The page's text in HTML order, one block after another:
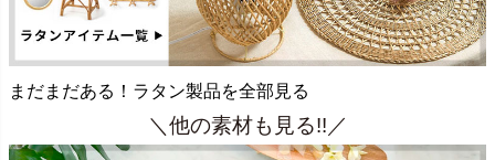
まだまだある！ラタン製品を全部見る
＼他の素材も見る!!／